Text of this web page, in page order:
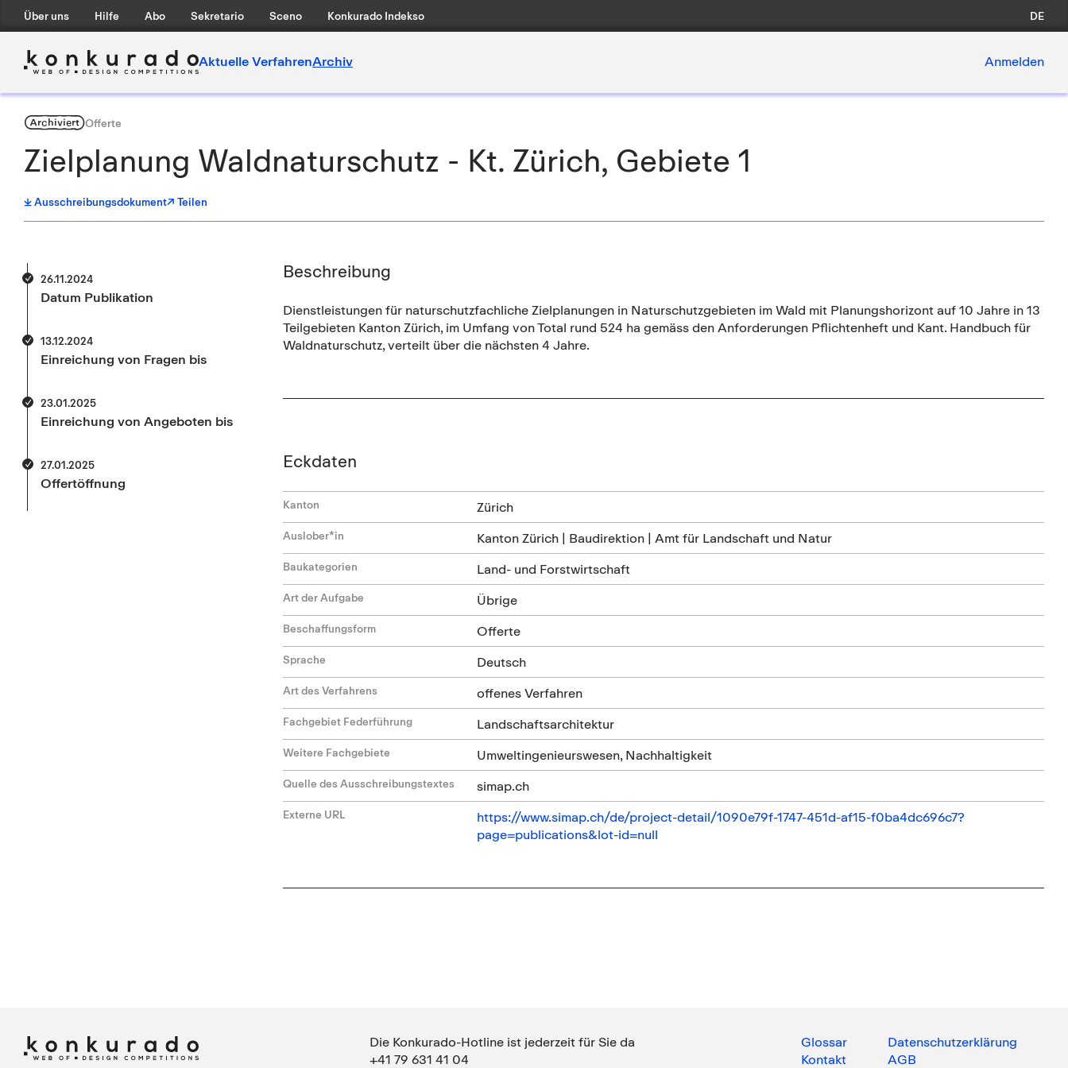
Über uns Hilfe Abo Sekretario Sceno Konkurado Indekso DE
Aktuelle VerfahrenArchiv Anmelden
ArchiviertOfferte
Zielplanung Waldnaturschutz - Kt. Zürich, Gebiete 1
Ausschreibungsdokument↗ Teilen
26.11.2024
Datum Publikation
13.12.2024
Einreichung von Fragen bis
23.01.2025
Einreichung von Angeboten bis
27.01.2025
Offertöffnung
Beschreibung
Dienstleistungen für naturschutzfachliche Zielplanungen in Naturschutzgebieten im Wald mit Planungshorizont auf 10 Jahre in 13
Teilgebieten Kanton Zürich, im Umfang von Total rund 524 ha gemäss den Anforderungen Pflichtenheft und Kant. Handbuch für
Waldnaturschutz, verteilt über die nächsten 4 Jahre.
Eckdaten
Kanton Zürich
Auslober*in Kanton Zürich | Baudirektion | Amt für Landschaft und Natur
Baukategorien Land- und Forstwirtschaft
Art der Aufgabe Übrige
Beschaffungsform Offerte
Sprache Deutsch
Art des Verfahrens offenes Verfahren
Fachgebiet Federführung Landschaftsarchitektur
Weitere Fachgebiete Umweltingenieurswesen, Nachhaltigkeit
Quelle des Ausschreibungstextes simap.ch
Externe URL
https://www.simap.ch/de/project-detail/1090e79f-1747-451d-af15-f0ba4dc696c7?
page=publications&lot-id=null
Die Konkurado-Hotline ist jederzeit für Sie da
+41 79 631 41 04
Glossar
Kontakt
Datenschutzerklärung
AGB